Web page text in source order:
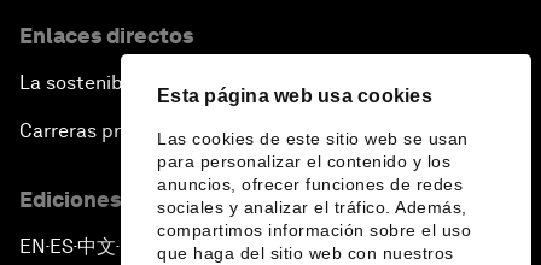
Esta página web usa cookies
Las cookies de este sitio web se usan
para personalizar el contenido y los
anuncios, ofrecer funciones de redes
sociales y analizar el tráfico. Además,
compartimos información sobre el uso
que haga del sitio web con nuestros
Enlaces directos
La sostenibilidad en el Foro
Carreras profesionales
Ediciones en otros idiomas
EN ▪ ES▪中文▪ 日本語